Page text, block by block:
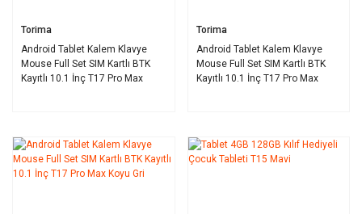
Torima
Android Tablet Kalem Klavye
Mouse Full Set SIM Kartlı BTK
Kayıtlı 10.1 İnç T17 Pro Max
Torima
Android Tablet Kalem Klavye
Mouse Full Set SIM Kartlı BTK
Kayıtlı 10.1 İnç T17 Pro Max